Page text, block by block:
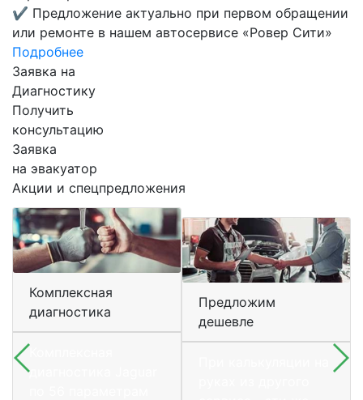
✔ Предложение актуально при первом обращении
или ремонте в нашем автосервисе «Ровер Сити»
Подробнее
Заявка на
Диагностику
Получить
консультацию
Заявка
на эвакуатор
Акции и спецпредложения
Комплексная
диагностика
диагностика Jaguar
Предложим
дешевле